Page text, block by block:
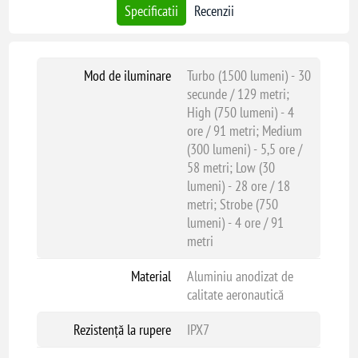
Specificatii Recenzii
Mod de iluminare
Turbo (1500 lumeni) - 30
secunde / 129 metri;
High (750 lumeni) - 4
ore / 91 metri; Medium
(300 lumeni) - 5,5 ore /
58 metri; Low (30
lumeni) - 28 ore / 18
metri; Strobe (750
lumeni) - 4 ore / 91
metri
Material
Aluminiu anodizat de
calitate aeronautică
Rezistență la rupere
IPX7